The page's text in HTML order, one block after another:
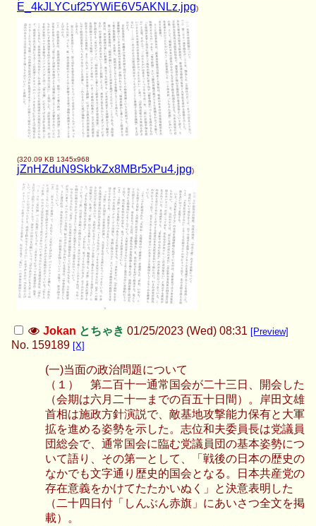
E_4kJLYCuf25YWiE6V5AKNLz.jpg)
(320.09 KB 1345x968
jZnHZduN9SkbkZx8MBr5xPu4.jpg)
Jokan とちゃき 01/25/2023 (Wed) 08:31 [Preview]
No. 159189 [X]
(一)当面の政治問題について
（１） 第二百十一通常国会が二十三日、開会した
（会期は六月二十一までの百五十日間）。岸田文雄
首相は施政方針演説で、敵基地攻撃能力保有と大軍
拡を進める姿勢を示した。志位和夫委員長は党議員
団総会で、通常国会に臨む党議員団の基本姿勢につ
いて語り、その第一として、「戦後の日本の歴史の
なかでも文字通り歴史的国会となる。日本共産党の
存在意義をかけてたたかいぬく」と決意表明した
（二十四日付「しんぶん赤旗」にあいさつ全文を掲
載）。